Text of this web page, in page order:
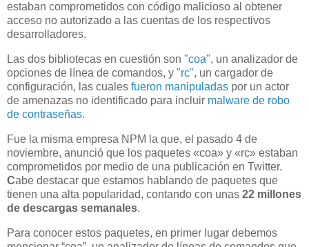
estaban comprometidos con código malicioso al obtener
acceso no autorizado a las cuentas de los respectivos
desarrolladores.
Las dos bibliotecas en cuestión son "coa", un analizador de
opciones de línea de comandos, y "rc", un cargador de
configuración, las cuales fueron manipuladas por un actor
de amenazas no identificado para incluir malware de robo
de contraseñas.
Fue la misma empresa NPM la que, el pasado 4 de
noviembre, anunció que los paquetes «coa» y «rc» estaban
comprometidos por medio de una publicación en Twitter.
Cabe destacar que estamos hablando de paquetes que
tienen una alta popularidad, contando con unas 22 millones
de descargas semanales.
Para conocer estos paquetes, en primer lugar debemos